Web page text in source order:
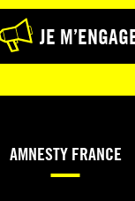
JE
AMNESTY FRANCE